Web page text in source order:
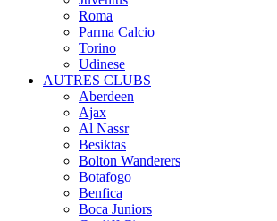
Roma
Parma Calcio
Torino
Udinese
AUTRES CLUBS
Aberdeen
Ajax
Al Nassr
Besiktas
Bolton Wanderers
Botafogo
Benfica
Boca Juniors